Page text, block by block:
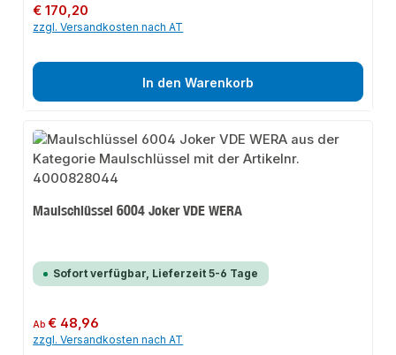
Regulärer Preis:
€ 170,20
zzgl. Versandkosten nach AT
In den Warenkorb
Maulschlüssel 6004 Joker VDE WERA
Sofort verfügbar, Lieferzeit 5-6 Tage
Regulärer Preis:
Ab€ 48,96
zzgl. Versandkosten nach AT